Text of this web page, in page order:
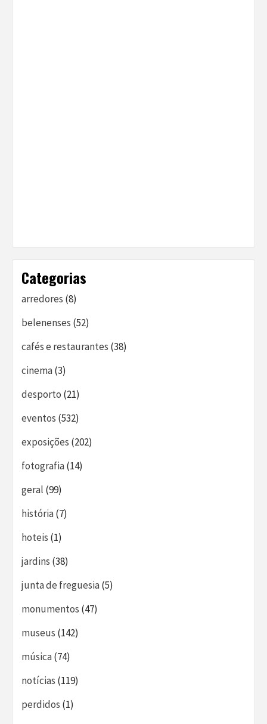
Categorias
arredores (8)
belenenses (52)
cafés e restaurantes (38)
cinema(3)
desporto (21)
eventos (532)
exposições (202)
fotografia(14)
geral (99)
história(7)
hoteis (1)
jardins (38)
junta de freguesia(5)
monumentos (47)
museus (142)
música(74)
notícias (119)
perdidos (1)